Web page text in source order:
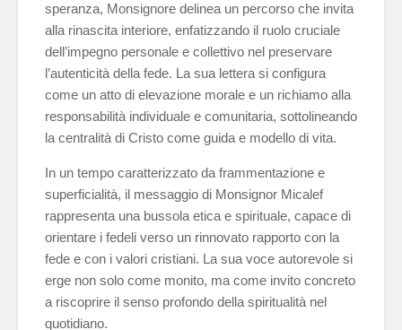
speranza, Monsignore delinea un percorso che invita
alla rinascita interiore, enfatizzando il ruolo cruciale
dell’impegno personale e collettivo nel preservare
l’autenticità della fede. La sua lettera si configura
come un atto di elevazione morale e un richiamo alla
responsabilità individuale e comunitaria, sottolineando
la centralità di Cristo come guida e modello di vita.
In un tempo caratterizzato da frammentazione e
superficialità, il messaggio di Monsignor Micalef
rappresenta una bussola etica e spirituale, capace di
orientare i fedeli verso un rinnovato rapporto con la
fede e con i valori cristiani. La sua voce autorevole si
erge non solo come monito, ma come invito concreto
a riscoprire il senso profondo della spiritualità nel
quotidiano.